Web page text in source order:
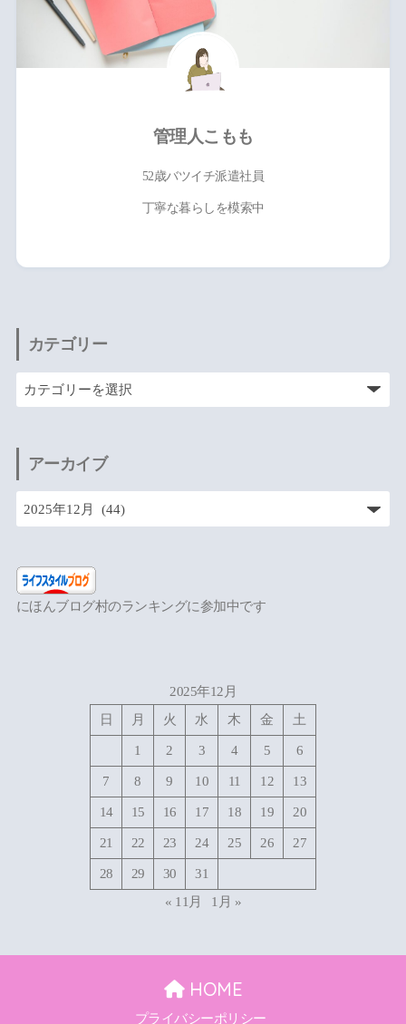
管理人こもも
52歳バツイチ派遣社員
丁寧な暮らしを模索中
カテゴリー
アーカイブ
にほんブログ村のランキングに参加中です
2025年12月
日
月 火 水 木 金 土
1 2 3 4 5 6
7 8 9 10 11 12 13
14 15 16 17 18 19 20
21 22 23 24 25 26 27
28 29 30
31
« 11月
1月 »
HOME
プライバシーポリシー